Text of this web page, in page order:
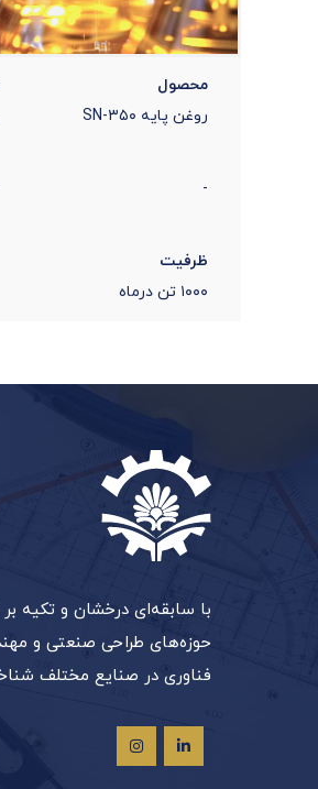
محصول
روغن پایه SN-۳۵۰
-
ظرفیت
۱۰۰۰ تن درماه
با سابقه‌ای درخشان و تکیه
حوزه‌های طراحی صنعتی و
فناوری در صنایع مختلف